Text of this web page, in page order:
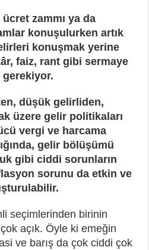
zammı ya da
konuşulurken artık
konuşmak yerine
faiz, rant gibi sermaye
düşük gelirliden,
üzere gelir politikaları
vergi ve harcama
gelir bölüşümü
gibi ciddi sorunların
sorunu da etkin ve
seçimlerinden birinin
açık. Öyle ki emeğin
ve barış da çok ciddi çok